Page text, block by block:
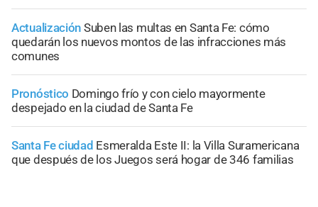
Actualización Suben las multas en Santa Fe: cómo
quedarán los nuevos montos de las infracciones más
comunes
Pronóstico Domingo frío y con cielo mayormente
despejado en la ciudad de Santa Fe
Santa Fe ciudad Esmeralda Este II: la Villa Suramericana
que después de los Juegos será hogar de 346 familias